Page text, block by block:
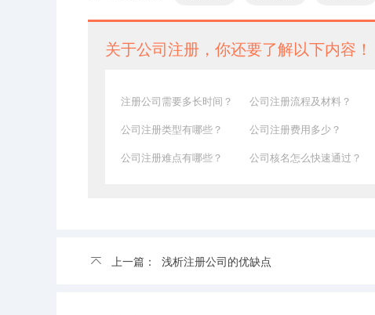
关于公司注册，你还要了解以下内容！
注册公司需要多长时间？
公司注册流程及材料？
公司注册类型有哪些？
公司注册费用多少？
公司注册难点有哪些？
公司核名怎么快速通过？
上一篇： 浅析注册公司的优缺点